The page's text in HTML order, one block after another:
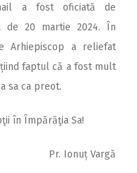
a fost oficiată de
de 20 martie 2024. În
Arhiepiscop a reliefat
faptul că a fost mult
sa ca preot.
în Împărăţia Sa!
Pr. Ionuț Vargă